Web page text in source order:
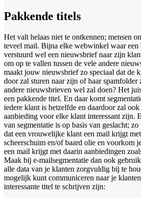
Pakkende titels
Het valt helaas niet te ontkennen; mensen
teveel mail. Bijna elke webwinkel waar een
verstuurd wel een nieuwsbrief naar zijn
om op te vallen tussen de vele andere
maakt jouw nieuwsbrief zo speciaal dat de
door zal sturen naar zijn of haar spamfolder
andere nieuwsbrieven wel zal doen? Het
een pakkende titel. En daar komt
iedere klant is hetzelfde en daardoor zal
aanbieding voor elke klant interessant zijn.
van segmentatie is op basis van geslacht;
dat een vrouwelijke klant een mail krijgt
scheerschuim en/of baard olie en voorkom
een mail krijgt met daarin aanbiedingen
Maak bij e-mailsegmentatie dan ook
alle data van je klanten zorgvuldig bij te
mogelijk kunt communiceren naar je
interessante titel te schrijven zijn: